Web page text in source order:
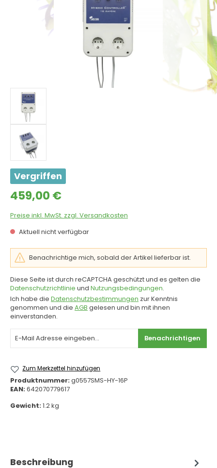
Vergriffen
Regulärer Preis:
459,00 €
Preise inkl. MwSt. zzgl. Versandkosten
Aktuell nicht verfügbar
Benachrichtige mich, sobald der Artikel lieferbar ist.
Diese Seite ist durch reCAPTCHA geschützt und es gelten die
Datenschutzrichtlinie und Nutzungsbedingungen.
Ich habe die Datenschutzbestimmungen zur Kenntnis
genommen und die AGB gelesen und bin mit ihnen
einverstanden.
Benachrichtigen
Zum Merkzettel hinzufügen
Produktnummer:g0557SMS-HY-16P
EAN:642070779617
Gewicht:1.2 kg
Beschreibung